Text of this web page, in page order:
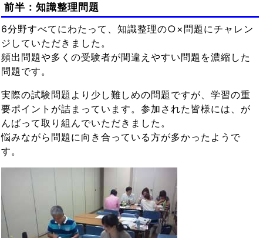
前半：知識整理問題
6分野すべてにわたって、知識整理の○×問題にチャレン
ジしていただきました。
頻出問題や多くの受験者が間違えやすい問題を濃縮した
問題です。
実際の試験問題より少し難しめの問題ですが、学習の重
要ポイントが詰まっています。参加された皆様には、が
んばって取り組んでいただきました。
悩みながら問題に向き合っている方が多かったようで
す。